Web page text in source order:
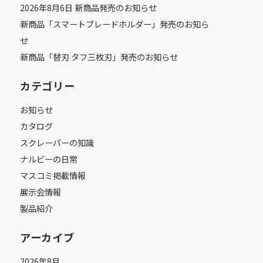
2026年8月6日 新商品発売のお知らせ
新商品「スマートブレードホルダー」発売のお知ら
せ
新商品「替刃 タフ三枚刃」発売のお知らせ
カテゴリー
お知らせ
カタログ
スクレーパーの知識
ナルビーの日常
マスコミ掲載情報
展示会情報
製品紹介
アーカイブ